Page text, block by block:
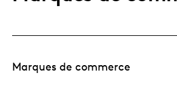
Marques de commerce